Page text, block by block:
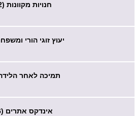
חנויות מקוונות (22)
יעוץ זוגי הורי
תמיכה לאחר הלידה
אינדקס אתרים (16)